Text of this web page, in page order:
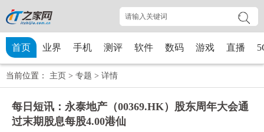
首页 业界 手机 测评 软件 数码 游戏 直播
当前位置： 主页 > 专题 > 详情
每日短讯：永泰地产（00369.HK）股东周年大会通
过末期股息每股4.00港仙